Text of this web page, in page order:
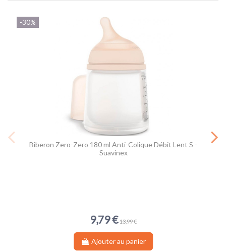
-30%
Biberon Zero-Zero 180 ml Anti-Colique Débit Lent S -
Suavinex
9,79 € 13,99 €
Ajouter au panier